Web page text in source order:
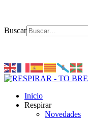
Buscar
Inicio
Respirar
Novedades